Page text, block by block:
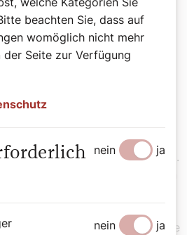
Recht ein.
vermeintlich klaren
links- als auch von
und da suchen sie nach
der Angst die Probleme
dieser Probleme verspricht.
Opfer der Vereinfacher, denn
an der Macht sind, dann
den komplizierten Problemen
andere Politik machen, als sie
beachten Sie, dass auf
womöglich nicht mehr
Seite zur Verfügung
nein ja
nein ja